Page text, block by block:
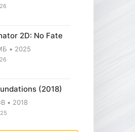
2D: No Fate
2025
(2018)
2018